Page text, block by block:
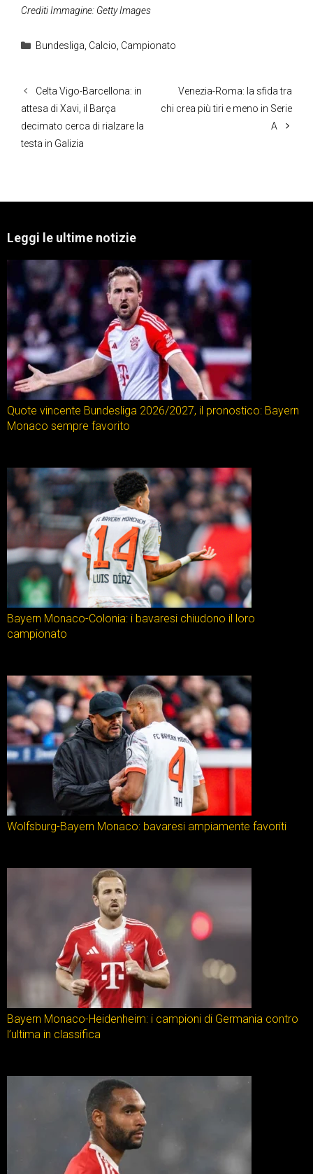
Crediti Immagine: Getty Images
Categorie
Bundesliga, Calcio, Campionato
Celta Vigo-Barcellona: in
attesa di Xavi, il Barça
decimato cerca di rialzare la
testa in Galizia
Venezia-Roma: la sfida tra
chi crea più tiri e meno in Serie
A
Leggi le ultime notizie
Quote vincente Bundesliga 2026/2027, il pronostico: Bayern
Monaco sempre favorito
Bayern Monaco-Colonia: i bavaresi chiudono il loro
campionato
Wolfsburg-Bayern Monaco: bavaresi ampiamente favoriti
Bayern Monaco-Heidenheim: i campioni di Germania contro
l’ultima in classifica